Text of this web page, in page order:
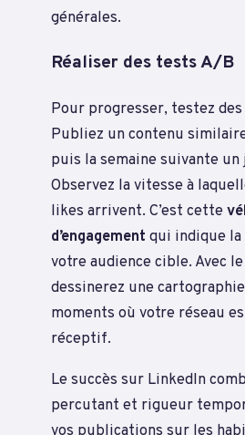
générales.
Réaliser des tests A/B
Pour progresser, testez
Publiez un contenu
puis la semaine suivante un
Observez la vitesse à
likes arrivent. C’est cette
d’engagement qui indique la
votre audience cible. Avec
dessinerez une
moments où votre réseau
réceptif.
Le succès sur LinkedIn
percutant et rigueur
vos publications sur les